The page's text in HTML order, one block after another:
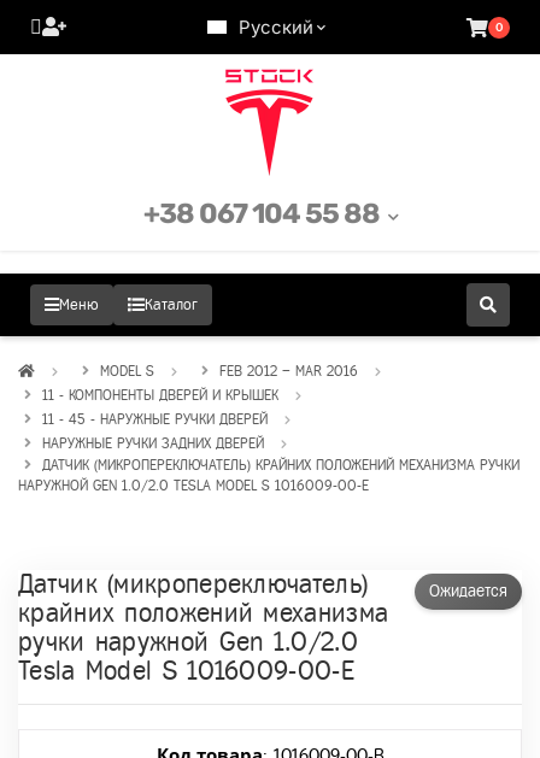
Русский 0
Меню Каталог
+38 067 104 55 88
MODEL S
FEB 2012 – MAR 2016
11 - КОМПОНЕНТЫ ДВЕРЕЙ И КРЫШЕК
11 - 45 - НАРУЖНЫЕ РУЧКИ ДВЕРЕЙ
НАРУЖНЫЕ РУЧКИ ЗАДНИХ ДВЕРЕЙ
ДАТЧИК (МИКРОПЕРЕКЛЮЧАТЕЛЬ) КРАЙНИХ ПОЛОЖЕНИЙ МЕХАНИЗМА РУЧКИ
НАРУЖНОЙ GEN 1.0/2.0 TESLA MODEL S 1016009-00-E
Ожидается
Датчик (микропереключатель)
крайних положений механизма
ручки наружной Gen 1.0/2.0
Tesla Model S 1016009-00-E